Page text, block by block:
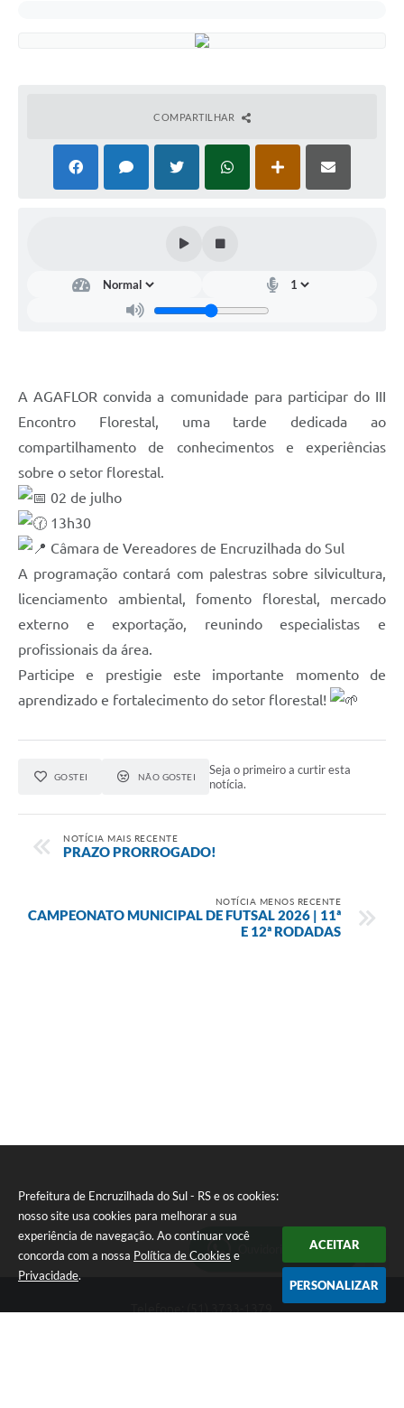
Prefeitura de Encruzilhada do Sul - RS e os cookies:
nosso site usa cookies para melhorar a sua
experiência de navegação. Ao continuar você
concorda com a nossa Política de Cookies e
Privacidade.
ACEITAR
PERSONALIZAR
Telefones Úteis
Relação de Medicamentos
Relatório Ouvidoria 2024
Galeria de Fotos
Negócios
COMPARTILHAR
A AGAFLOR convida a comunidade para participar do III
Encontro Florestal, uma tarde dedicada ao
compartilhamento de conhecimentos e experiências
sobre o setor florestal.
02 de julho
13h30
Câmara de Vereadores de Encruzilhada do Sul
A programação contará com palestras sobre silvicultura,
licenciamento ambiental, fomento florestal, mercado
externo e exportação, reunindo especialistas e
profissionais da área.
Participe e prestigie este importante momento de
aprendizado e fortalecimento do setor florestal!
GOSTEI NÃO GOSTEI
Seja o primeiro a curtir esta
notícia.
NOTÍCIA MAIS RECENTE
PRAZO PRORROGADO!
NOTÍCIA MENOS RECENTE
CAMPEONATO MUNICIPAL DE FUTSAL 2026 | 11ª
E 12ª RODADAS
Ouvidoria Municipal